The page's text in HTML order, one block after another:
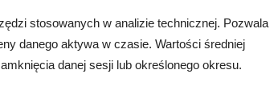
stosowanych w analizie technicznej. Pozwala
danego aktywa w czasie. Wartości średniej
danej sesji lub określonego okresu.